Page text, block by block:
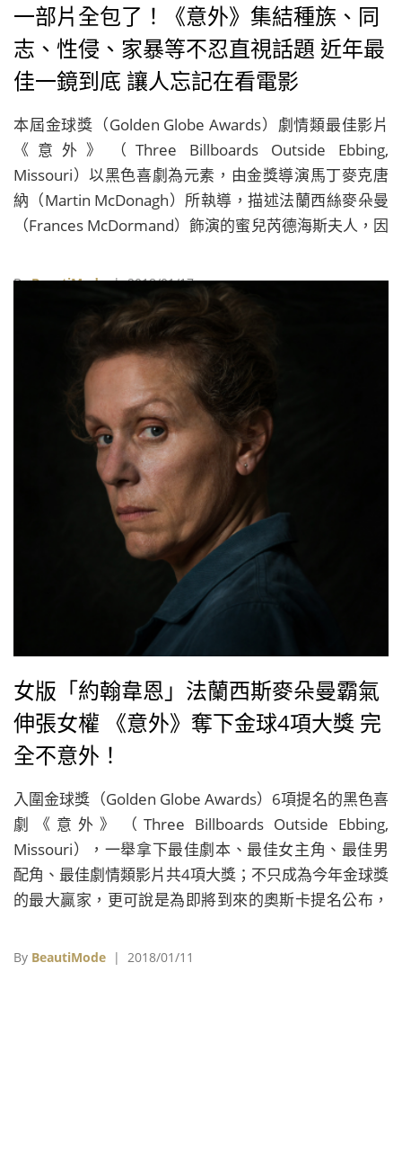
一部片全包了！《意外》集結種族、同
志、性侵、家暴等不忍直視話題 近年最
佳一鏡到底 讓人忘記在看電影
本屆金球獎（Golden Globe Awards）劇情類最佳影片
《意外》（Three Billboards Outside Ebbing,
Missouri）以黑色喜劇為元素，由金獎導演馬丁麥克唐
納（Martin McDonagh）所執導，描述法蘭西絲麥朵曼
（Frances McDormand）飾演的蜜兒芮德海斯夫人，因
卻沒有任何進展，她一氣之下買了鎮上最醒目的三個廣
告看板，用極爭議與嘲弄的字眼，諷刺當地最受人崇
拜、同時也是案件負責的警長威廉威 洛比。
ByBeautiMode| 2018/01/17
女版「約翰韋恩」法蘭西斯麥朵曼霸氣
伸張女權 《意外》奪下金球4項大獎 完
全不意外！
入圍金球獎（Golden Globe Awards）6項提名的黑色喜
劇《意外》（Three Billboards Outside Ebbing,
Missouri），一舉拿下最佳劇本、最佳女主角、最佳男
配角、最佳劇情類影片共4項大獎；不只成為今年金球獎
的最大贏家，更可說是為即將到來的奧斯卡提名公布，
By BeautiMode | 2018/01/11